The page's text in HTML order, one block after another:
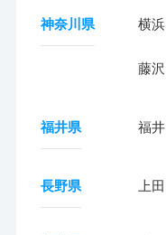
神奈川県 横浜
藤沢
福井県 福井
長野県 上田